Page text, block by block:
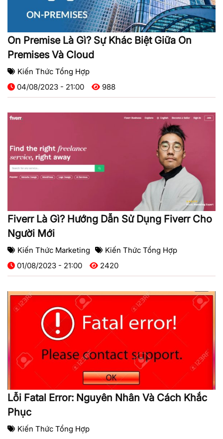
On Premise Là Gì? Sự Khác Biệt Giữa On
Premises Và Cloud
Kiến Thức Tổng Hợp
04/08/2023 - 21:00
988
Fiverr Là Gì? Hướng Dẫn Sử Dụng Fiverr Cho
Người Mới
Kiến Thức Marketing
Kiến Thức Tổng Hợp
01/08/2023 - 21:00
2420
Lỗi Fatal Error: Nguyên Nhân Và Cách Khắc
Phục
Kiến Thức Tổng Hợp